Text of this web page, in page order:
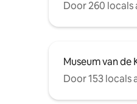
Door 260 locals
Museum van
Door 153 locals